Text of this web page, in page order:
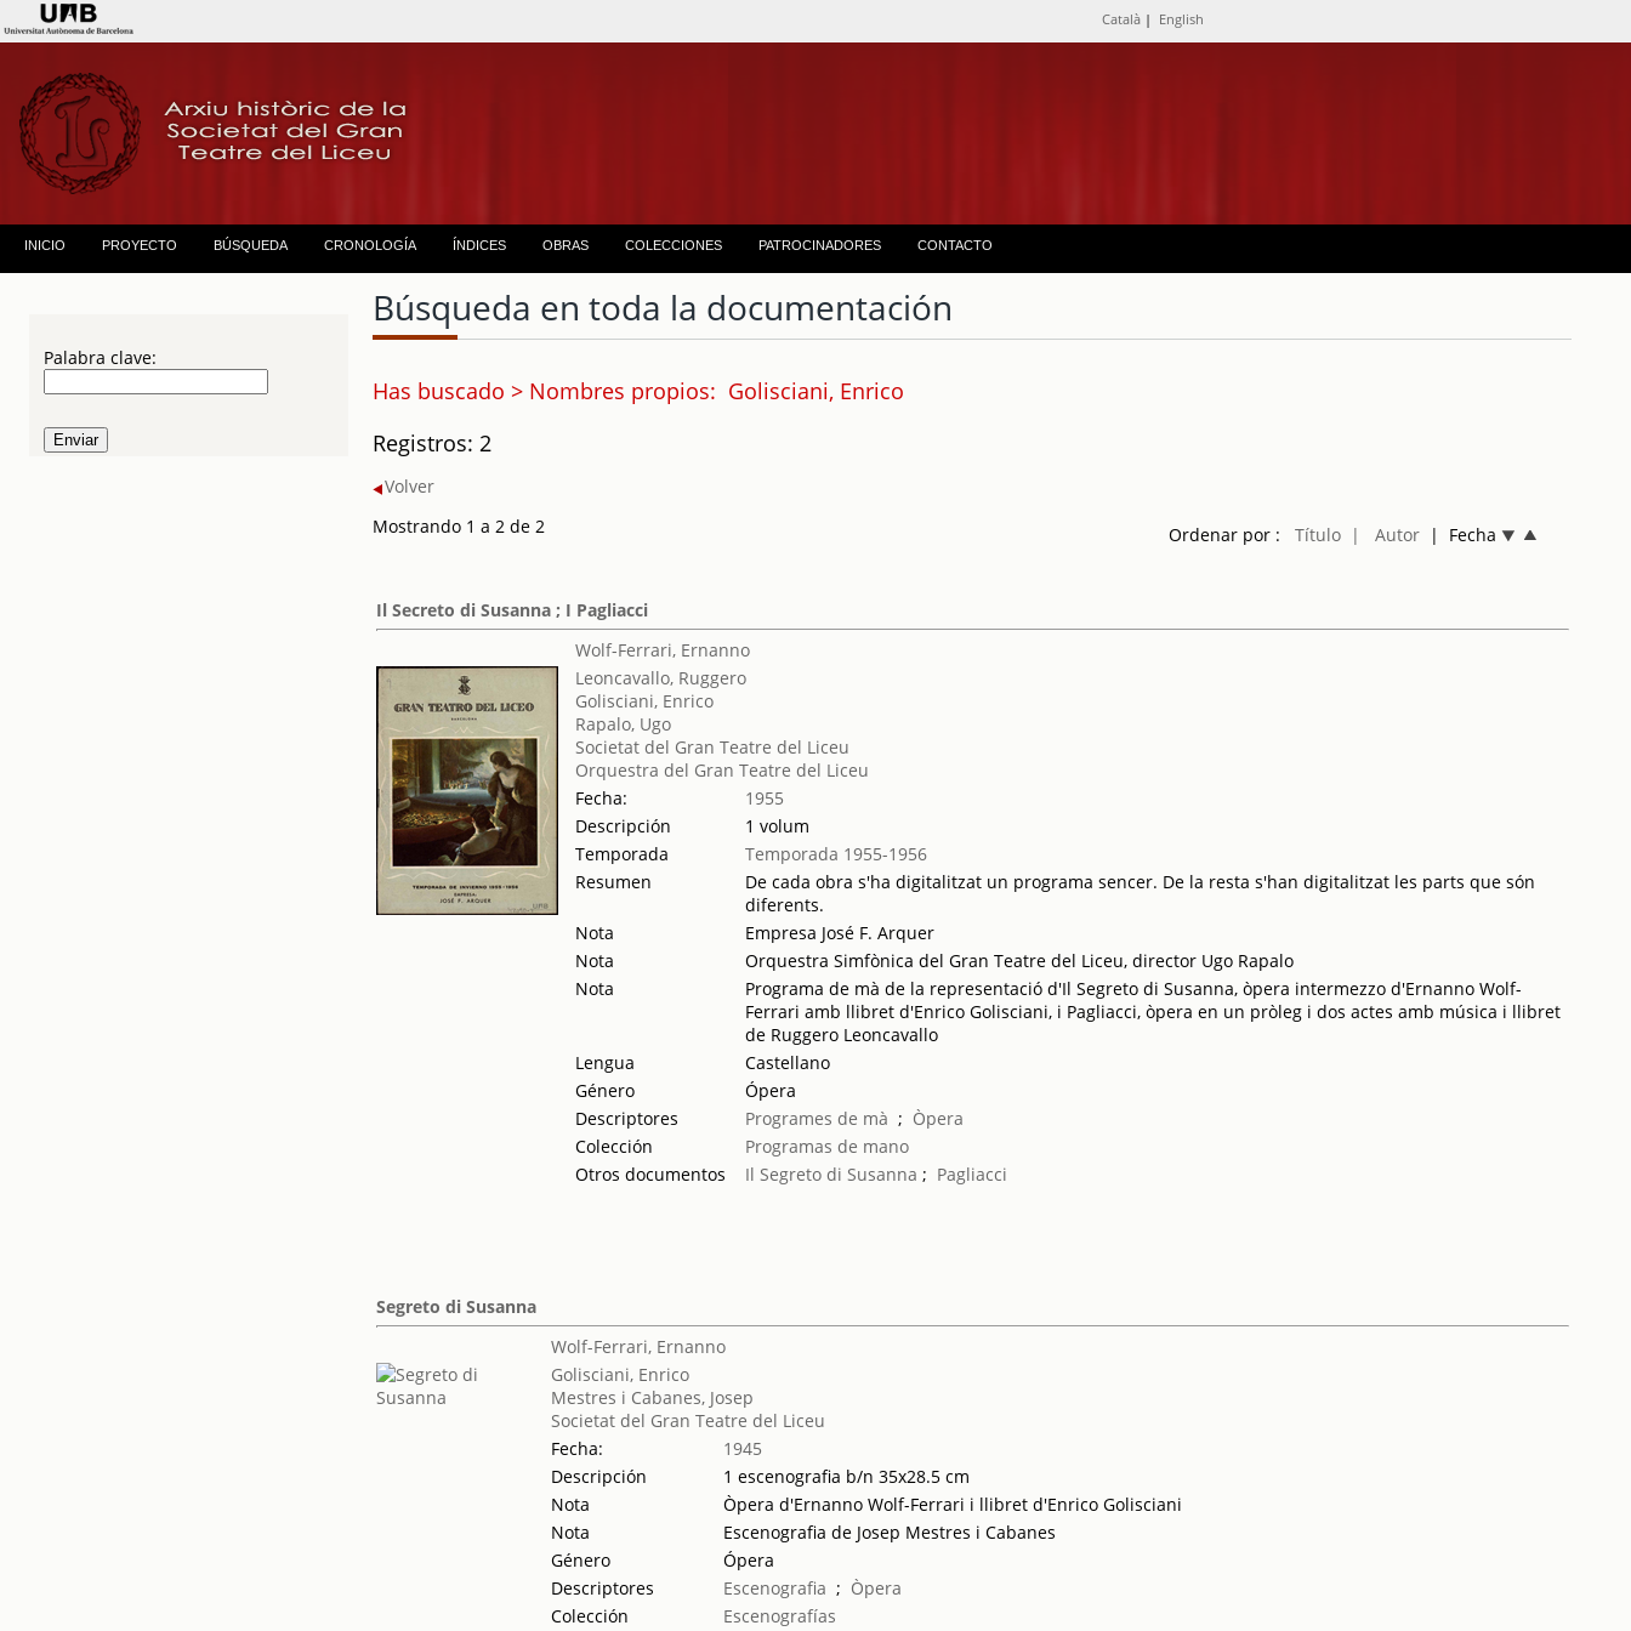
Català | English
INICIO PROYECTO BÚSQUEDA CRONOLOGÍA ÍNDICES OBRAS COLECCIONES PATROCINADORES CONTACTO
Palabra clave:
Búsqueda en toda la documentación
Has buscado > Nombres propios: Golisciani, Enrico
Registros: 2
Volver
Mostrando 1 a 2 de 2
Ordenar por : Título | Autor| Fecha
Il Secreto di Susanna ; I Pagliacci
Wolf-Ferrari, Ernanno
Leoncavallo, Ruggero
Golisciani, Enrico
Rapalo, Ugo
Societat del Gran Teatre del Liceu
Orquestra del Gran Teatre del Liceu
Fecha:
1955
Descripción
1 volum
Temporada
Temporada 1955-1956
Resumen
De cada obra s'ha digitalitzat un programa sencer. De la resta s'han digitalitzat les parts que són
diferents.
Nota
Empresa José F. Arquer
Nota
Orquestra Simfònica del Gran Teatre del Liceu, director Ugo Rapalo
Nota
Programa de mà de la representació d'Il Segreto di Susanna, òpera intermezzo d'Ernanno Wolf-
Ferrari amb llibret d'Enrico Golisciani, i Pagliacci, òpera en un pròleg i dos actes amb música i llibret
de Ruggero Leoncavallo
Lengua
Castellano
Género
Ópera
Descriptores
Programes de mà ; Òpera
Colección
Programas de mano
Otros documentos
Il Segreto di Susanna ; Pagliacci
Segreto di Susanna
Wolf-Ferrari, Ernanno
Golisciani, Enrico
Mestres i Cabanes, Josep
Societat del Gran Teatre del Liceu
Fecha:
1945
Descripción
1 escenografia b/n 35x28.5 cm
Nota
Òpera d'Ernanno Wolf-Ferrari i llibret d'Enrico Golisciani
Nota
Escenografia de Josep Mestres i Cabanes
Género
Ópera
Descriptores
Escenografia ; Òpera
Colección
Escenografías